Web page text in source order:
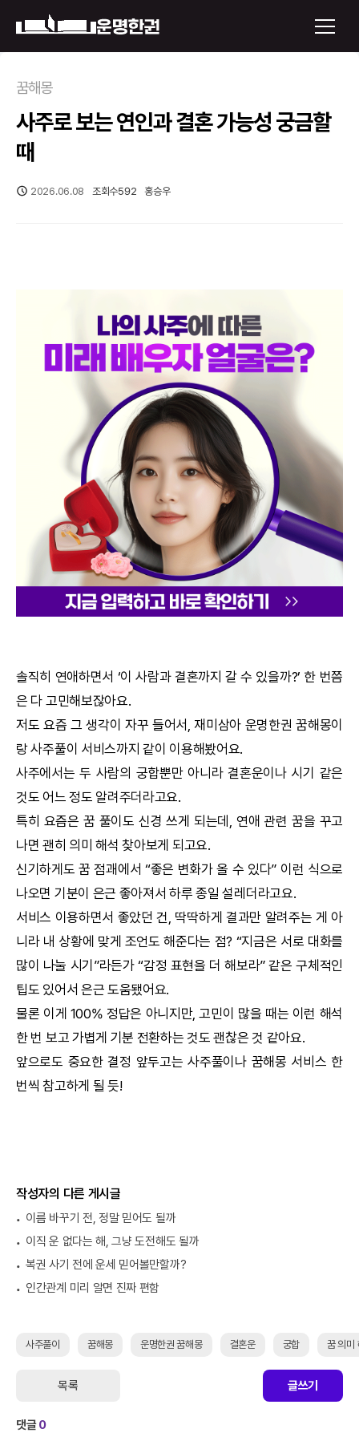
운명한권 보기
오늘의 운세
꿈해몽
수리사주
운세구독
문의사항
꿈해몽
사주로 보는 연인과 결혼 가능성 궁금할
때
2026.06.08 조회수592 홍승우
솔직히 연애하면서 ‘이 사람과 결혼까지 갈 수 있을까?’ 한 번쯤
은 다 고민해보잖아요.
저도 요즘 그 생각이 자꾸 들어서, 재미삼아 운명한권 꿈해몽이
랑 사주풀이 서비스까지 같이 이용해봤어요.
사주에서는 두 사람의 궁합뿐만 아니라 결혼운이나 시기 같은
것도 어느 정도 알려주더라고요.
특히 요즘은 꿈 풀이도 신경 쓰게 되는데, 연애 관련 꿈을 꾸고
나면 괜히 의미 해석 찾아보게 되고요.
신기하게도 꿈 점괘에서 “좋은 변화가 올 수 있다” 이런 식으로
나오면 기분이 은근 좋아져서 하루 종일 설레더라고요.
서비스 이용하면서 좋았던 건, 딱딱하게 결과만 알려주는 게 아
니라 내 상황에 맞게 조언도 해준다는 점? “지금은 서로 대화를
많이 나눌 시기”라든가 “감정 표현을 더 해보라” 같은 구체적인
팁도 있어서 은근 도움됐어요.
물론 이게 100% 정답은 아니지만, 고민이 많을 때는 이런 해석
한 번 보고 가볍게 기분 전환하는 것도 괜찮은 것 같아요.
앞으로도 중요한 결정 앞두고는 사주풀이나 꿈해몽 서비스 한
번씩 참고하게 될 듯!
작성자의 다른 게시글
이름 바꾸기 전, 정말 믿어도 될까
이직 운 없다는 해, 그냥 도전해도 될까
복권 사기 전에 운세 믿어볼만할까?
인간관계 미리 알면 진짜 편함
사주풀이 꿈해몽 운명한권 꿈해몽 결혼운 궁합 꿈 의미
목록 글쓰기
댓글0